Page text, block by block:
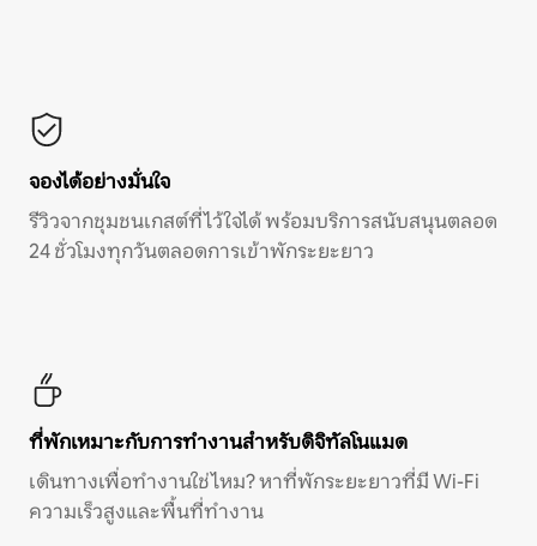
จองได้อย่างมั่นใจ
รีวิวจากชุมชนเกสต์ที่ไว้ใจได้ พร้อมบริการสนับสนุนตลอด
24 ชั่วโมงทุกวันตลอดการเข้าพักระยะยาว
ที่พักเหมาะกับการทำงานสำหรับดิจิทัลโนแมด
เดินทางเพื่อทำงานใช่ไหม? หาที่พักระยะยาวที่มี Wi-Fi
ความเร็วสูงและพื้นที่ทำงาน